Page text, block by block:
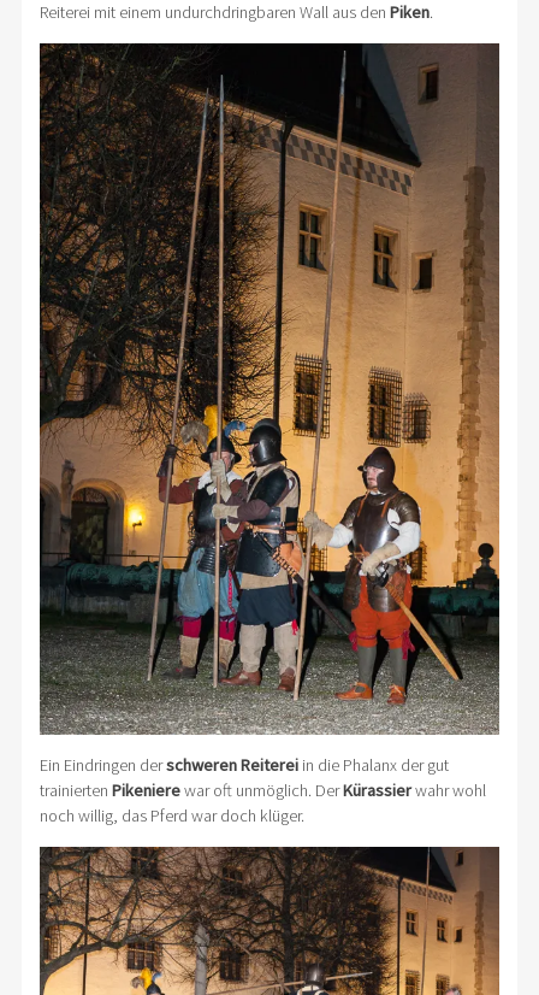
Reiterei mit einem undurchdringbaren Wall aus den Piken.
Ein Eindringen derschweren Reitereiin die Phalanx der gut
trainierten Pikenierewar oft unmöglich. DerKürassierwahr wohl
noch willig, das Pferd war doch klüger.